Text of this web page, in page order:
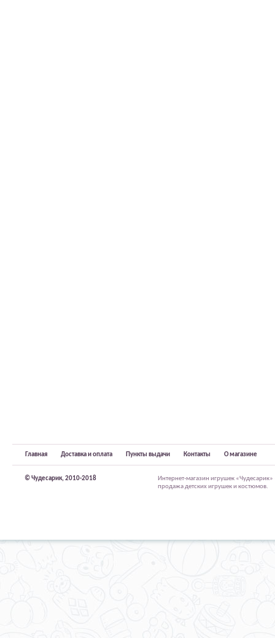
Главная Доставка и оплата Пункты выдачи Контакты О магазине
© Чудесарик, 2010-2018
Интернет-магазин игрушек
продажа детских игрушек и костюмов.